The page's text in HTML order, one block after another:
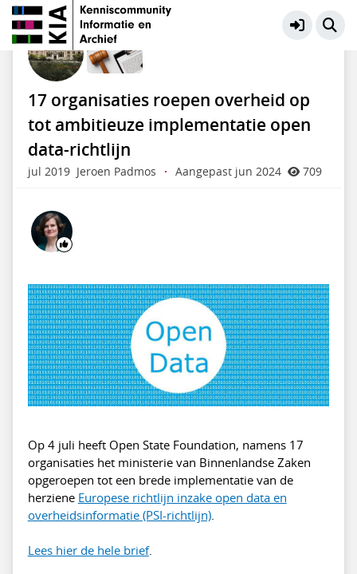
Wet- en regelgeving
17 organisaties roepen overheid op
tot ambitieuze implementatie open
data-richtlijn
jul 2019 Jeroen Padmos · Aangepast jun 2024 709
Op 4 juli heeft Open State Foundation, namens 17
organisaties het ministerie van Binnenlandse Zaken
opgeroepen tot een brede implementatie van de
herziene Europese richtlijn inzake open data en
overheidsinformatie (PSI-richtlijn).
Lees hier de hele brief.